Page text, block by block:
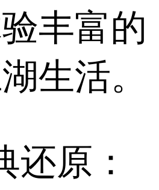
丰富的
生活。
还原：